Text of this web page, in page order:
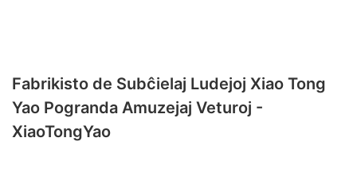
Fabrikisto de Subĉielaj Ludejoj Xiao Tong
Yao Pogranda Amuzejaj Veturoj -
XiaoTongYao